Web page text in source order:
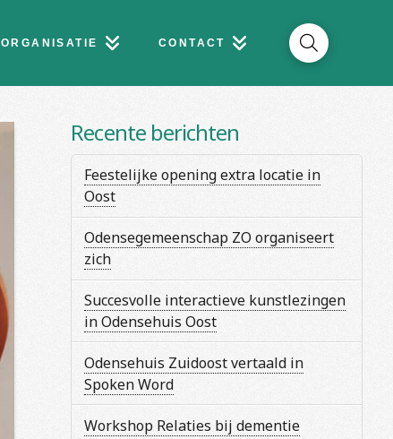
ORGANISATIE CONTACT
Recente berichten
Feestelijke opening extra locatie in
Oost
Odensegemeenschap ZO organiseert
zich
Succesvolle interactieve kunstlezingen
in Odensehuis Oost
Odensehuis Zuidoost vertaald in
Spoken Word
Workshop Relaties bij dementie